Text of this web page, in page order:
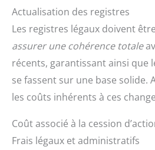
Actualisation des registres
Les registres légaux doivent
assurer une cohérence totale
récents, garantissant ainsi que
se fassent sur une base solide.
les coûts inhérents à ces
Coût associé à la cession
Frais légaux et administratifs